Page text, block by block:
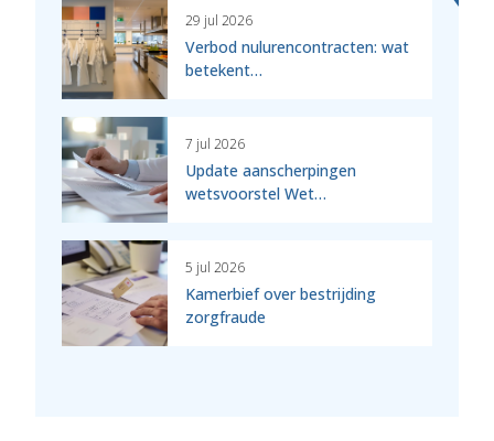
29 jul 2026
Verbod nulurencontracten: wat
betekent…
7 jul 2026
Update aanscherpingen
wetsvoorstel Wet…
5 jul 2026
Kamerbief over bestrijding
zorgfraude